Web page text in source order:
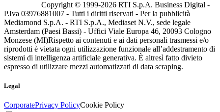
Copyright © 1999-2026 RTI S.p.A. Business Digital -
P.Iva 03976881007 - Tutti i diritti riservati - Per la pubblicità
Mediamond S.p.A. - RTI S.p.A., Mediaset N.V., sede legale
Amsterdam (Paesi Bassi) - Uffici Viale Europa 46, 20093 Cologno
Monzese (MI)Rispetto ai contenuti e ai dati personali trasmessi e/o
riprodotti è vietata ogni utilizzazione funzionale all’addestramento di
sistemi di intelligenza artificiale generativa. È altresì fatto divieto
espresso di utilizzare mezzi automatizzati di data scraping.
Legal
CorporatePrivacy PolicyCookie Policy